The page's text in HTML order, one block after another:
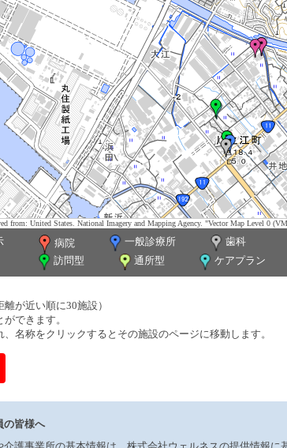
from: United States. National Imagery and Mapping Agency. "Vector Map Level 0
病院 一般診療所 歯科
訪問型
通所型 ケアプラン
が近い順に30施設）
できます。
名称をクリックするとその施設のページに移動します。
の皆様へ